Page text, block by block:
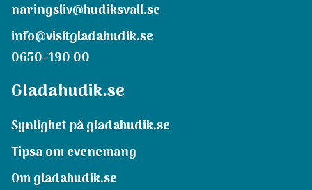
naringsliv@hudiksvall.se
info@visitgladahudik.se
0650-190 00
Gladahudik.se
Synlighet på gladahudik.se
Tipsa om evenemang
Om gladahudik.se